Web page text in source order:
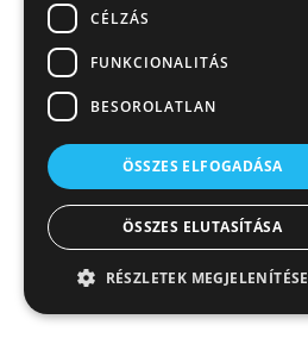
CÉLZÁS
FUNKCIONALITÁS
BESOROLATLAN
ÖSSZES ELFOGADÁSA
ÖSSZES ELUTASÍTÁSA
RÉSZLETEK MEGJELENÍTÉSE